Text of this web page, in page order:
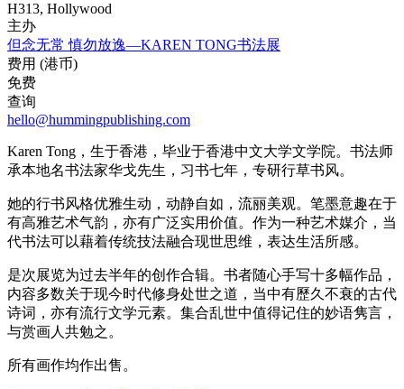
H313, Hollywood
主办
但念无常 慎勿放逸—KAREN TONG书法展
费用 (港币)
免费
查询
hello@hummingpublishing.com
Karen Tong，生于香港，毕业于香港中文大学文学院。书法师
承本地名书法家华戈先生，习书七年，专研行草书风。
她的行书风格优雅生动，动静自如，流丽美观。笔墨意趣在于
有高雅艺术气韵，亦有广泛实用价值。作为一种艺术媒介，当
代书法可以藉着传统技法融合现世思维，表达生活所感。
是次展览为过去半年的创作合辑。书者随心手写十多幅作品，
内容多数关于现今时代修身处世之道，当中有歷久不衰的古代
诗词，亦有流行文学元素。集合乱世中值得记住的妙语隽言，
与赏画人共勉之。
所有画作均作出售。